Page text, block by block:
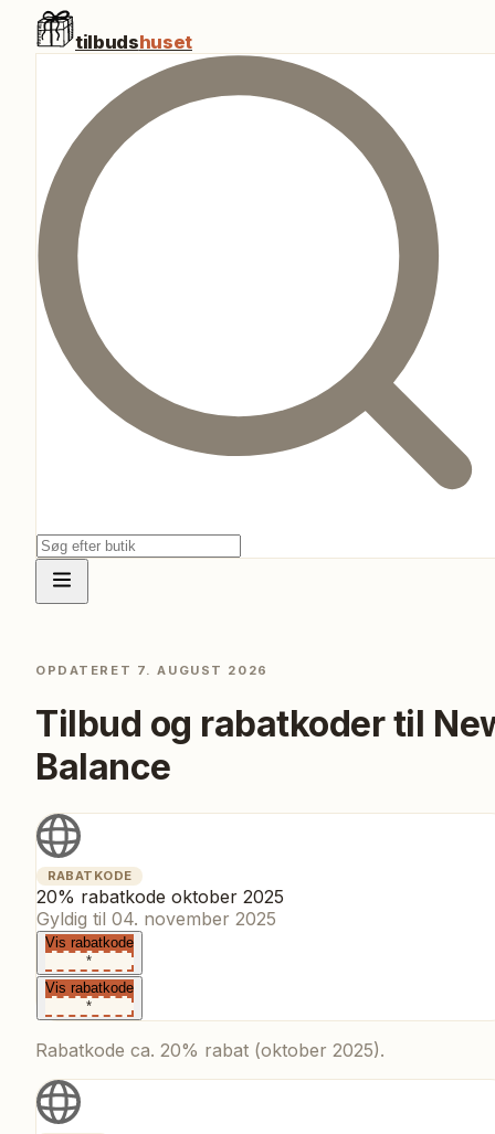
tilbudshuset
OPDATERET 7. AUGUST 2026
Tilbud og rabatkoder til
Balance
RABATKODE
20% rabatkode oktober 2025
Gyldig til 04. november 2025
Vis rabatkode
*
Vis rabatkode
*
Rabatkode ca. 20% rabat (oktober 2025).